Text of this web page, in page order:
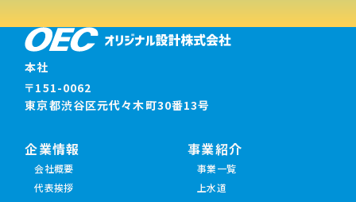
本社
〒151-0062
東京都渋谷区元代々木町30番13号
企業情報
会社概要
代表挨拶
事業紹介
事業一覧
上水道